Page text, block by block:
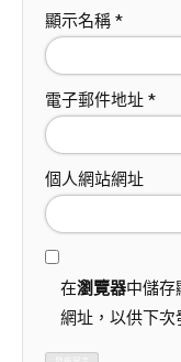
顯示名稱 *
電子郵件地址 *
個人網站網址
在瀏覽器中儲存
網址，以供下次